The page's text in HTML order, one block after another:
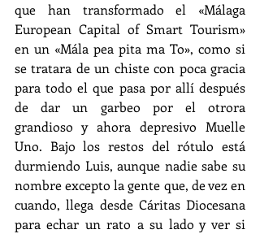
que han transformado el «Málaga
European Capital of Smart Tourism»
en un «Mála pea pita ma To», como si
se tratara de un chiste con poca gracia
para todo el que pasa por allí después
de dar un garbeo por el otrora
grandioso y ahora depresivo Muelle
Uno. Bajo los restos del rótulo está
durmiendo Luis, aunque nadie sabe su
nombre excepto la gente que, de vez en
cuando, llega desde Cáritas Diocesana
para echar un rato a su lado y ver si